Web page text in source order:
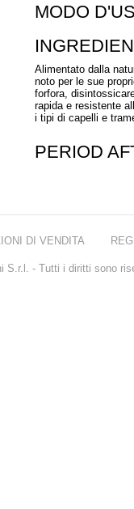
MODO
Alimentato dalla
noto per le sue
forfora,
rapida e resistente
i tipi di capelli e
PERIOD
DI VENDITA
S.r.l. - Tutti i diritti sono